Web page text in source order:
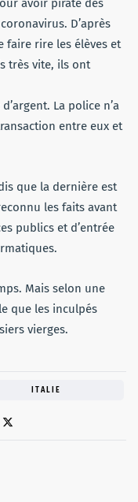
avoir piraté des
D’après
faire rire les élèves et
très vite, ils ont
La police n’a
entre eux et
que la dernière est
les faits avant
publics et d’entrée
Mais selon une
que les inculpés
vierges.
ITALIE